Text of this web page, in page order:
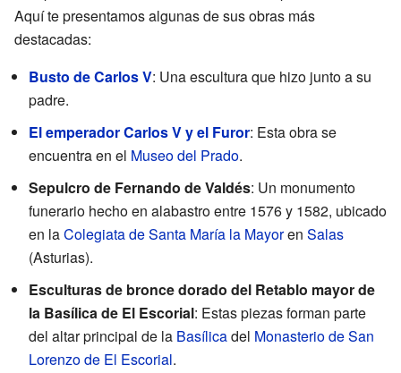
Aquí te presentamos algunas de sus obras más
destacadas:
Busto de Carlos V: Una escultura que hizo junto a su
padre.
El emperador Carlos V y el Furor: Esta obra se
encuentra en el Museo del Prado.
Sepulcro de Fernando de Valdés: Un monumento
funerario hecho en alabastro entre 1576 y 1582, ubicado
en laColegiata de Santa María la Mayoren Salas
(Asturias).
Esculturas de bronce dorado del Retablo mayor de
la Basílica de El Escorial: Estas piezas forman parte
del altar principal de la Basílicadel Monasterio de San
Lorenzo de El Escorial.